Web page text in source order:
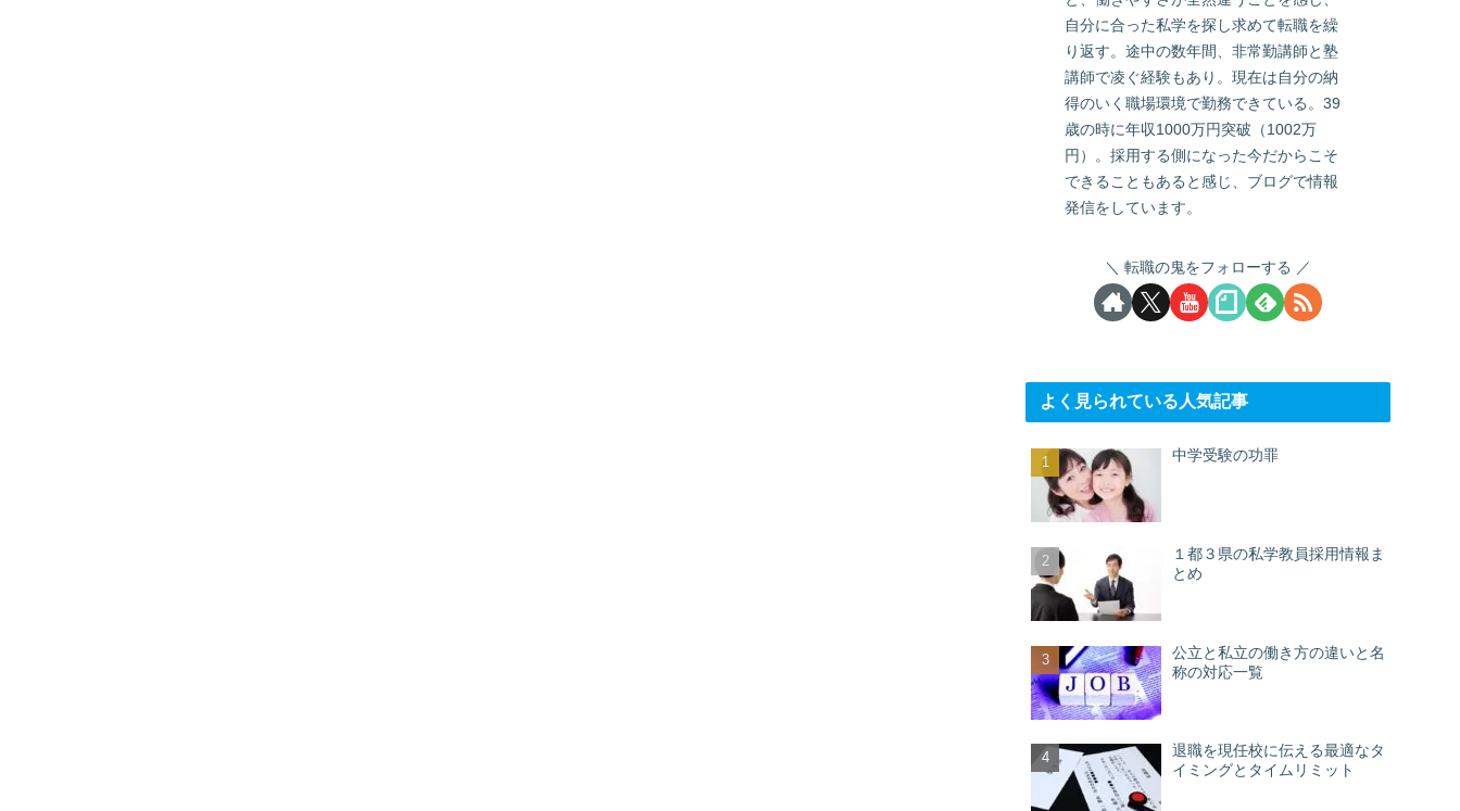
自分に合った私学を探し求めて転職を繰
り返す。途中の数年間、非常勤講師と塾
講師で凌ぐ経験もあり。現在は自分の納
得のいく職場環境で勤務できている。39
歳の時に年収1000万円突破（1002万
円）。採用する側になった今だからこそ
できることもあると感じ、ブログで情報
発信をしています。
転職の鬼をフォローする
よく見られている人気記事
中学受験の功罪
１都３県の私学教員採用情報ま
とめ
公立と私立の働き方の違いと名
称の対応一覧
退職を現任校に伝える最適なタ
イミングとタイムリミット